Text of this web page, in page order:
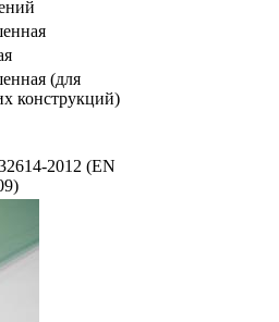
(для
конструкций)
2012 (EN